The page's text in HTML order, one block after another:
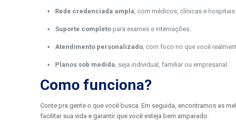
Rede credenciada ampla, com médicos, clínicas e
Suporte completo para exames e internações.
Atendimento personalizado, com foco no que você
Planos sob medida, seja individual, familiar ou empresarial.
Como funciona?
Conte pra gente o que você busca. Em seguida, encontramos as
facilitar sua vida e garantir que você esteja bem amparado.